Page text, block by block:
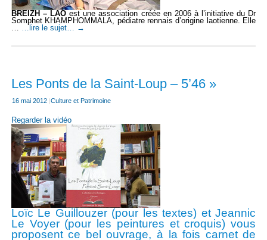
BREIZH – LAO est une association créée en 2006 à l’initiative du Dr
Somphet KHAMPHOMMALA, pédiatre rennais d’origine laotienne. Elle
… …lire le sujet… →
Les Ponts de la Saint-Loup – 5’46 »
16 mai 2012 |Culture et Patrimoine
Regarder la vidéo
Loïc Le Guillouzer (pour les textes) et Jeannic
Le Voyer (pour les peintures et croquis) vous
proposent ce bel ouvrage, à la fois carnet de